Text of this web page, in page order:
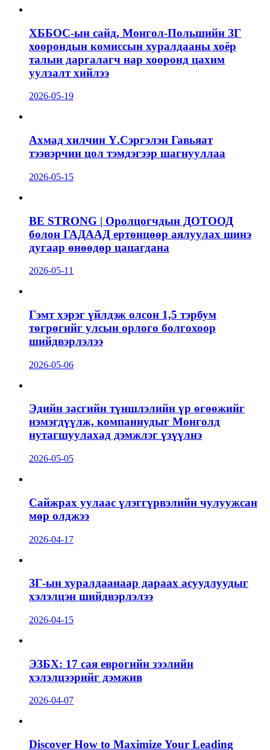
ХББОС-ын сайд, Монгол-Польшийн ЗГ
хоорондын комиссын хуралдааны хоёр
талын даргалагч нар хооронд цахим
уулзалт хийлээ
2026-05-19
Ахмад хилчин Ү.Сэргэлэн Гавьяат
тээвэрчин цол тэмдэгээр шагнууллаа
2026-05-15
BE STRONG | Оролцогчдын ДОТООД
болон ГАДААД ертөнцөөр аялуулах шинэ
дугаар өнөөдөр цацагдана
2026-05-11
Гэмт хэрэг үйлдэж олсон 1,5 тэрбум
төгрөгийг улсын орлого болгохоор
шийдвэрлэлээ
2026-05-06
Эдийн засгийн түншлэлийн үр өгөөжийг
нэмэгдүүлж, компаниудыг Монголд
нутагшуулахад дэмжлэг үзүүлнэ
2026-05-05
Сайжрах уулаас үлэггүрвэлийн чулуужсан
мөр олджээ
2026-04-17
ЗГ-ын хуралдаанаар дараах асуудлуудыг
хэлэлцэн шийдвэрлэлээ
2026-04-15
ЭЗБХ: 17 сая еврогийн зээлийн
хэлэлцээрийг дэмжив
2026-04-07
Discover How to Maximize Your Leading